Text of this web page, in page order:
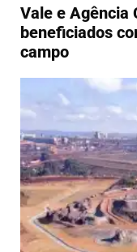
Vale e Agência
beneficiados
campo